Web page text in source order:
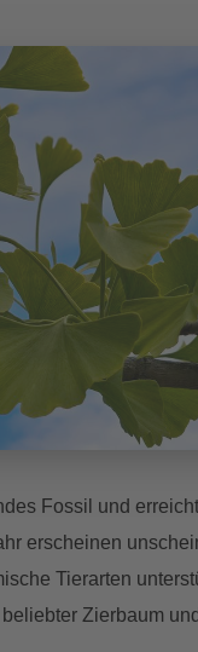
Fossil und
erscheinen
Tierarten
Zierbaum